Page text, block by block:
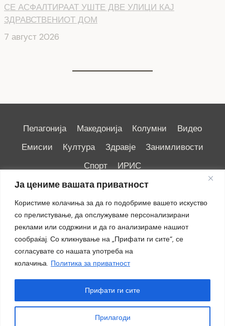
Ја цениме вашата приватност
Користиме колачиња за да го подобриме вашето искуство
со прелистување, да опслужуваме персонализирани
реклами или содржини и да го анализираме нашиот
сообраќај. Со кликнување на „Прифати ги сите“, се
согласувате со нашата употреба на
колачиња. Политика за приватност
Прилагоди
Прифати ги сите
СЕ АСФАЛТИРААТ УШТЕ ДВЕ УЛИЦИ КАЈ
ЗДРАВСТВEНИОТ ДОМ
7 август 2026
Пелагонија Македонија Колумни
Видео
Емисии
Култура Здравје
Занимливости
Спорт
ИРИС
Импресум|Маркетинг